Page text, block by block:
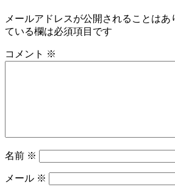
メールアドレスが公開されることはあ
ている欄は必須項目です
コメント ※
名前 ※
メール ※